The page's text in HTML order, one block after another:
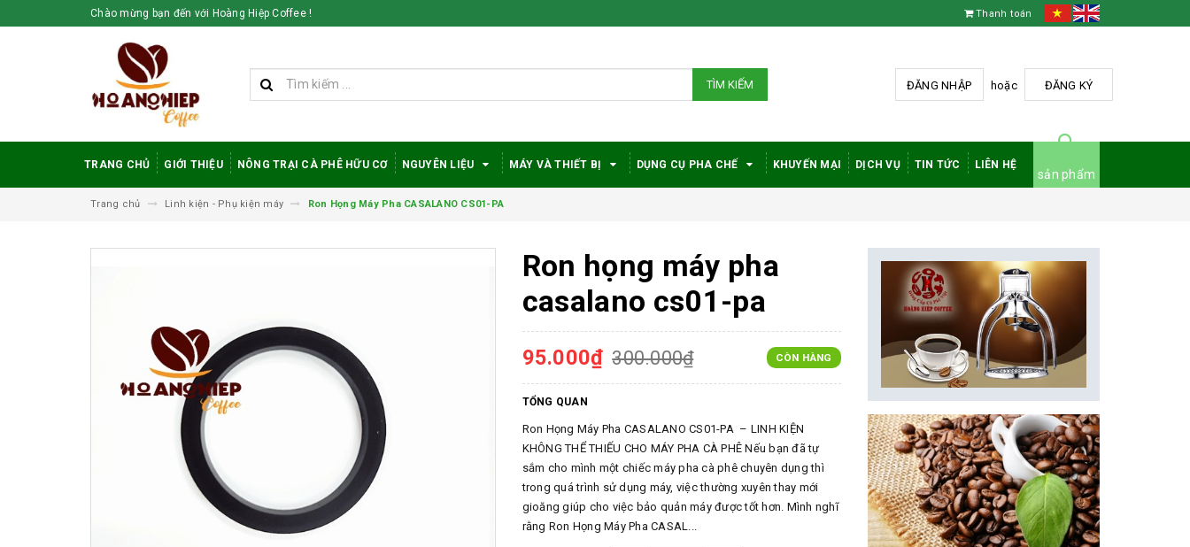
Chào mừng bạn đến với Hoàng Hiệp Coffee ! Thanh toán
TÌM KIẾM ĐĂNG NHẬP hoặc ĐĂNG KÝ
TRANG CHỦ GIỚI THIỆU NÔNG TRẠI CÀ PHÊ HỮU CƠ NGUYÊN LIỆU MÁY VÀ THIẾT BỊ DỤNG CỤ PHA CHẾ KHUYẾN MẠI DỊCH VỤ TIN TỨC LIÊN HỆ
sản phẩm
Trang chủ Linh kiện - Phụ kiện máy Ron Họng Máy Pha CASALANO CS01-PA
Ron họng máy pha
casalano cs01-pa
95.000₫ 300.000₫ CÒN HÀNG
TỔNG QUAN
Ron Họng Máy Pha CASALANO CS01-PA – LINH KIỆN
KHÔNG THỂ THIẾU CHO MÁY PHA CÀ PHÊ Nếu bạn đã tự
sắm cho mình một chiếc máy pha cà phê chuyên dụng thì
trong quá trình sử dụng máy, việc thường xuyên thay mới
gioăng giúp cho việc bảo quản máy được tốt hơn. Mình nghĩ
rằng Ron Họng Máy Pha CASAL...